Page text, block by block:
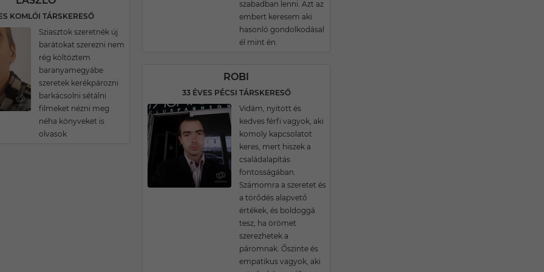
KOMLÓI TÁRSKERESŐ
Sziasztok szeretnék új
barátokat szerezni nem
rég költöztem
baranyamegyábe
szeretek kerékpározni
barkácsolni sétálni
filmeket nézni meg
néha könyveket is
olvasok
szabadban lenni. Azt az
embert keresem aki
hasonló gondolkodásal
él mint én.
ROBI
33 ÉVES PÉCSI TÁRSKERESŐ
Vidám, nyitott és
kedves férfi vagyok, aki
komoly kapcsolatot
keres, mert hiszek a
családalapítás
fontosságában.
Számomra a szeretet és
a törődés alapvető
értékek, és boldoggá
tesz, ha örömet
szerezhetek a
páromnak. Őszinte és
empatikus vagyok, aki